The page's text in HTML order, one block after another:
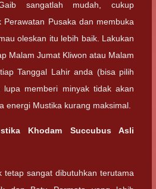
sangatlah mudah, cukup
Perawatan Pusaka dan membuka
oleskan itu lebih baik. Lakukan
Malam Jumat Kliwon atau Malam
Tanggal Lahir anda (bisa pilih
memberi minyak tidak akan
energi Mustika kurang maksimal.
Khodam Succubus Asli
tetap sangat dibutuhkan terutama